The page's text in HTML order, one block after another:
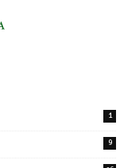
1
9